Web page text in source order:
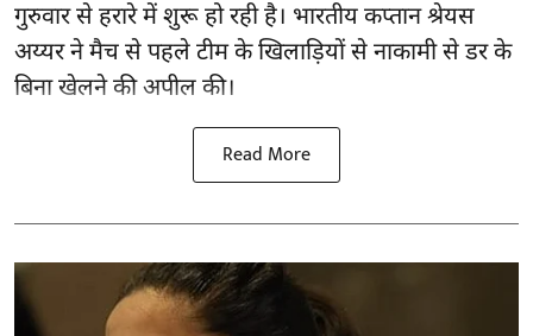
गुरुवार से हरारे में शुरू हो रही है। भारतीय कप्तान श्रेयस
अय्यर ने मैच से पहले टीम के खिलाड़ियों से नाकामी से डर के
बिना खेलने की अपील की।
Read More